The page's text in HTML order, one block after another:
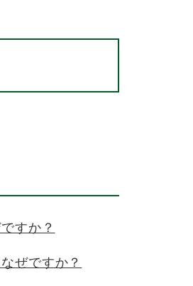
すか？
ぜですか？